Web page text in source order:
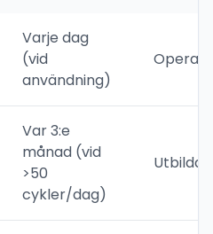
Varje dag
(vid
användning)
Var 3:e
månad (vid
>50
cykler/dag)